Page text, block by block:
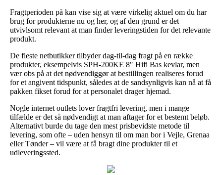
Fragtperioden på kan vise sig at være virkelig aktuel om du har
brug for produkterne nu og her, og af den grund er det
utvivlsomt relevant at man finder leveringstiden for det relevante
produkt.
De fleste netbutikker tilbyder dag-til-dag fragt på en række
produkter, eksempelvis SPH-200KE 8″ Hifi Bas kevlar, men
vær obs på at det nødvendiggør at bestillingen realiseres forud
for et angivent tidspunkt, således at de sandsynligvis kan nå at få
pakken fikset forud for at personalet drager hjemad.
Nogle internet outlets lover fragtfri levering, men i mange
tilfælde er det så nødvendigt at man aftager for et bestemt beløb.
Alternativt burde du tage den mest prisbevidste metode til
levering, som ofte – uden hensyn til om man bor i Vejle, Grenaa
eller Tønder – vil være at få bragt dine produkter til et
udleveringssted.